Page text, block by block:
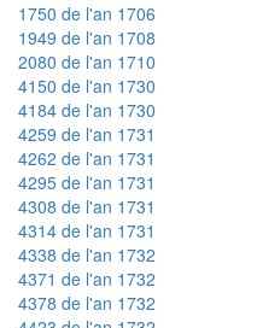
1750 de l'an 1706
1949 de l'an 1708
2080 de l'an 1710
4150 de l'an 1730
4184 de l'an 1730
4259 de l'an 1731
4262 de l'an 1731
4295 de l'an 1731
4308 de l'an 1731
4314 de l'an 1731
4338 de l'an 1732
4371 de l'an 1732
4378 de l'an 1732